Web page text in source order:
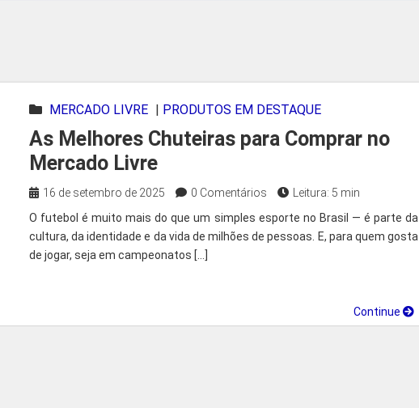
MERCADO LIVRE PRODUTOS EM DESTAQUE
As Melhores Chuteiras para Comprar no
Mercado Livre
16 de setembro de 2025 0 Comentários
Leitura: 5 min
O futebol é muito mais do que um simples esporte no Brasil — é parte da
cultura, da identidade e da vida de milhões de pessoas. E, para quem gosta
de jogar, seja em campeonatos […]
Continue